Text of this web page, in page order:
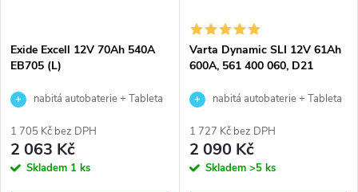
Exide Excell 12V 70Ah 540A
EB705 (L)
nabitá autobaterie + Tableta
výkup staré baterie při doručení
nebo v prodejně Jinočany
1 705 Kč bez DPH
2 063 Kč
Skladem 1 ks
Varta Dynamic SLI 12V 61Ah
600A, 561 400 060, D21
nabitá autobaterie + Tableta
výkup staré baterie při doručení
nebo v prodejně Jinočany
1 727 Kč bez DPH
2 090 Kč
Skladem >5 ks